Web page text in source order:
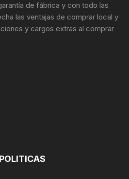
de fábrica y con todo las
las ventajas de comprar local y
y cargos extras al comprar